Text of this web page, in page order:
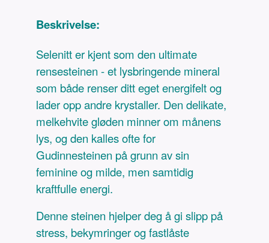
Beskrivelse:
Selenitt er kjent som den ultimate
rensesteinen - et lysbringende mineral
som både renser ditt eget energifelt og
lader opp andre krystaller. Den delikate,
melkehvite gløden minner om månens
lys, og den kalles ofte for
Gudinnesteinen på grunn av sin
feminine og milde, men samtidig
kraftfulle energi.
Denne steinen hjelper deg å gi slipp på
stress, bekymringer og fastlåste